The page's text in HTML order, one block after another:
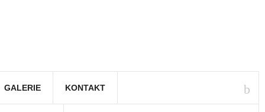
GALERIE KONTAKT